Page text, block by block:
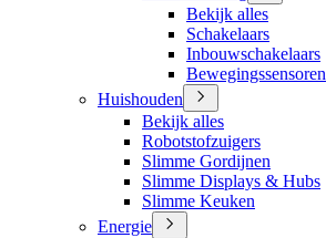
Bekijk alles
Schakelaars
Inbouwschakelaars
Bewegingssensoren
Huishouden
Bekijk alles
Robotstofzuigers
Slimme Gordijnen
Slimme Displays & Hubs
Slimme Keuken
Energie